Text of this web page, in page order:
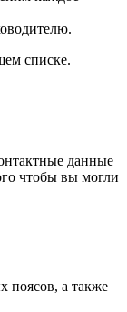
списке.
данные
чтобы вы могли
поясов, а также